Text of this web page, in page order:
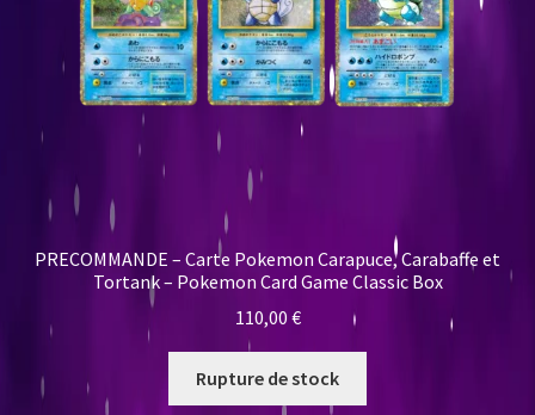
PRECOMMANDE – Carte Pokemon Carapuce, Carabaffe et
Tortank – Pokemon Card Game Classic Box
110,00 €
Rupture de stock